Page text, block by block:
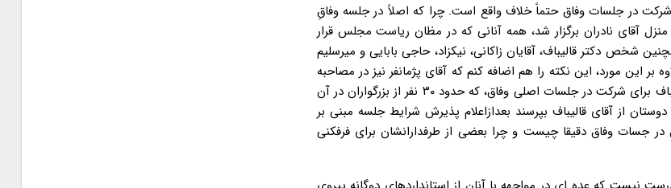
در جلسات وفاق حتماً خلاف واقع است. چرا که اصلاً در جلسه وفاقِ
اصلیِ حدوداً ۳۰ نفره متفاوت بود،و در منزل آقای نادران برگزار شد، همه آنانی که در مظان ریاست مجلس قرار
شخص دکتر قالیباف، آقایان زاکانی، نیکزاد، حاجی بابایی و میرسلیم
بر این مورد، این نکته را هم اضافه کنم که آقای پژمانفر نیز در مصاحبه
ای که چند روز پیش منتشر کردند، اذعان کردند که علی رغم دعوت از آقای قالیباف برای شرکت در جلسات اصلی وفاق، که حدود ۳۰ نفر از بزرگواران در آن
از آقای قالیباف بپرسند بعدازاعلام پذیرش شرایط جلسه مبنی بر
جسات وفاق دقیقا چیست و چرا بعضی از طرفدارانشان برای فرفکنی